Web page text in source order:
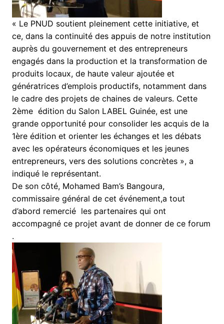
« Le PNUD soutient pleinement cette initiative, et
ce, dans la continuité des appuis de notre institution
auprès du gouvernement et des entrepreneurs
engagés dans la production et la transformation de
produits locaux, de haute valeur ajoutée et
génératrices d’emplois productifs, notamment dans
le cadre des projets de chaines de valeurs. Cette
2ème édition du Salon LABEL Guinée, est une
grande opportunité pour consolider les acquis de la
1ère édition et orienter les échanges et les débats
avec les opérateurs économiques et les jeunes
entrepreneurs, vers des solutions concrètes », a
indiqué le représentant.
De son côté, Mohamed Bam’s Bangoura,
commissaire général de cet événement,a tout
d’abord remercié les partenaires qui ont
accompagné ce projet avant de donner de ce forum
.